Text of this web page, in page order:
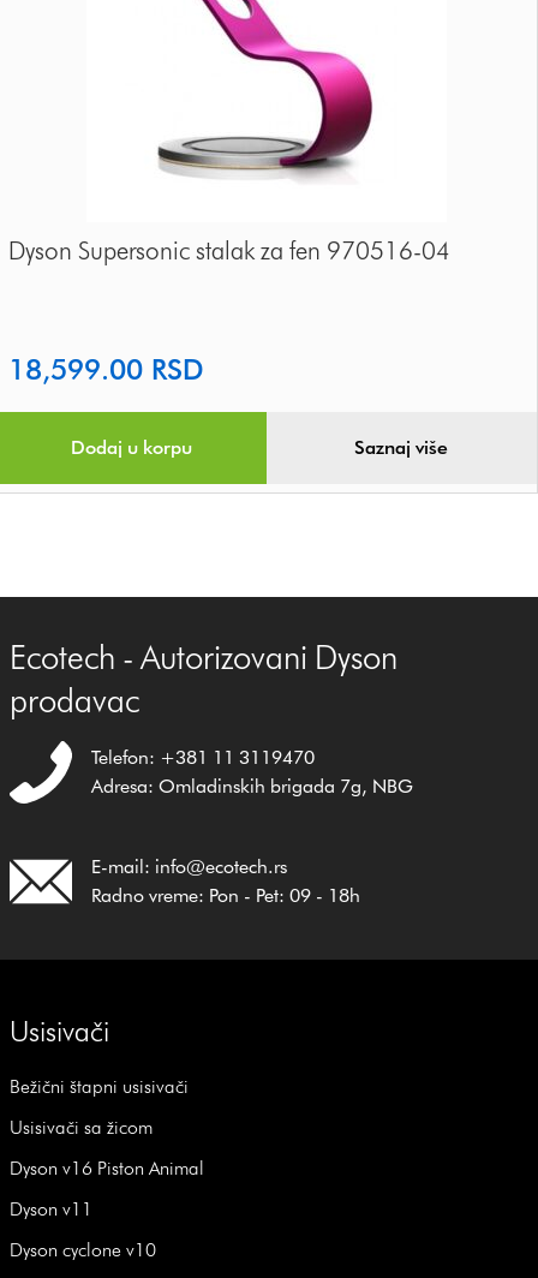
Dyson Supersonic stalak za fen 970516-04
18,599.00 RSD
Dodaj u korpu Saznaj više
Ecotech - Autorizovani Dyson
prodavac
Telefon: +381 11 3119470
Adresa: Omladinskih brigada 7g, NBG
E-mail: info@ecotech.rs
Radno vreme: Pon - Pet: 09 - 18h
Usisivači
Bežični štapni usisivači
Usisivači sa žicom
Dyson v16 Piston Animal
Dyson v11
Dyson cyclone v10